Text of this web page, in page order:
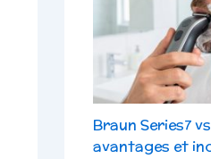
Braun Series7
avantages et